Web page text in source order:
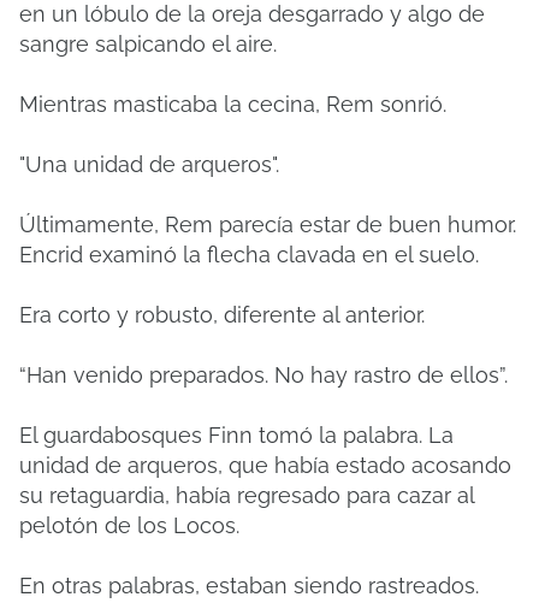
en un lóbulo de la oreja desgarrado y algo de
sangre salpicando el aire.
Mientras masticaba la cecina, Rem sonrió.
"Una unidad de arqueros".
Últimamente, Rem parecía estar de buen humor.
Encrid examinó la flecha clavada en el suelo.
Era corto y robusto, diferente al anterior.
“Han venido preparados. No hay rastro de ellos”.
El guardabosques Finn tomó la palabra. La
unidad de arqueros, que había estado acosando
su retaguardia, había regresado para cazar al
pelotón de los Locos.
En otras palabras, estaban siendo rastreados.